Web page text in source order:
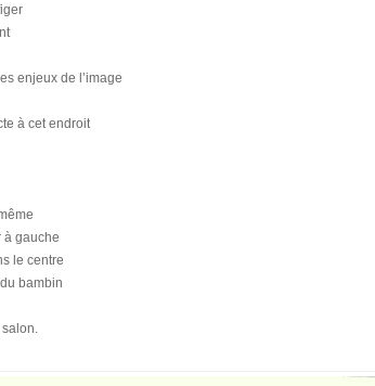
enjeux de l’image
à cet endroit
à gauche
le centre
bambin